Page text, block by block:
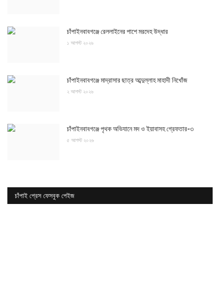
চাঁপাইনবাবগঞ্জে রেললাইনের পাশে মরদেহ উদ্ধার
১ আগস্ট ২০২৬
চাঁপাইনবাবগঞ্জে মাদ্রাসার ছাত্র আব্দুল্লাহ মাহাদী নিখোঁজ
২ আগস্ট ২০২৬
চাঁপাইনবাবগঞ্জে পৃথক অভিযানে মদ ও ইয়াবাসহ গ্রেফতার-৩
৫ আগস্ট ২০২৬
চাঁপাই প্রেস ফেসবুক পেইজ